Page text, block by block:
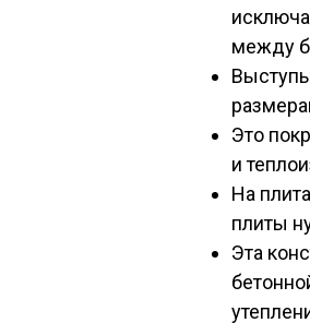
между
Это
и
На
плиты
Эта